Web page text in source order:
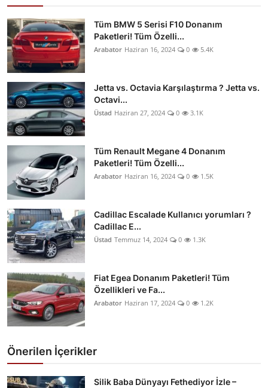
Tüm BMW 5 Serisi F10 Donanım
Paketleri! Tüm Özelli...
Arabator Haziran 16, 2024 0 5.4K
Jetta vs. Octavia Karşılaştırma ? Jetta vs.
Octavi...
Üstad Haziran 27, 2024 0 3.1K
Tüm Renault Megane 4 Donanım
Paketleri! Tüm Özelli...
Arabator Haziran 16, 2024 0 1.5K
Cadillac Escalade Kullanıcı yorumları ?
Cadillac E...
Üstad Temmuz 14, 2024 0 1.3K
Fiat Egea Donanım Paketleri! Tüm
Özellikleri ve Fa...
Arabator Haziran 17, 2024 0 1.2K
Önerilen İçerikler
Silik Baba Dünyayı Fethediyor İzle –